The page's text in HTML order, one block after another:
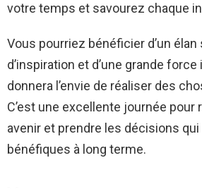
votre temps et savourez chaque
Vous pourriez bénéficier d’un élan
d’inspiration et d’une grande
donnera l’envie de réaliser des
C’est une excellente journée pour
avenir et prendre les décisions
bénéfiques à long terme.